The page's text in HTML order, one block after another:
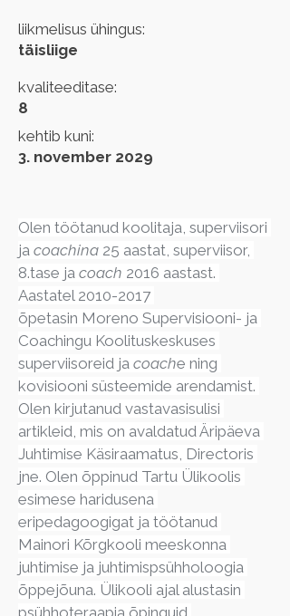
liikmelisus ühingus:
täisliige
kvaliteeditase:
8
kehtib kuni:
3. november 2029
Olen töötanud koolitaja, superviisori
ja coachina 25 aastat, superviisor,
8.tase ja coach 2016 aastast.
Aastatel 2010-2017
õpetasin Moreno Supervisiooni- ja
Coachingu Koolituskeskuses
superviisoreid ja coache ning
kovisiooni süsteemide arendamist.
Olen kirjutanud vastavasisulisi
artikleid, mis on avaldatud Äripäeva
Juhtimise Käsiraamatus, Directoris
jne. Olen õppinud Tartu Ülikoolis
esimese haridusena
eripedagoogigat ja töötanud
Mainori Kõrgkooli meeskonna
juhtimise ja juhtimispsühholoogia
õppejõuna. Ülikooli ajal alustasin
psühhoteraapia õpinguid